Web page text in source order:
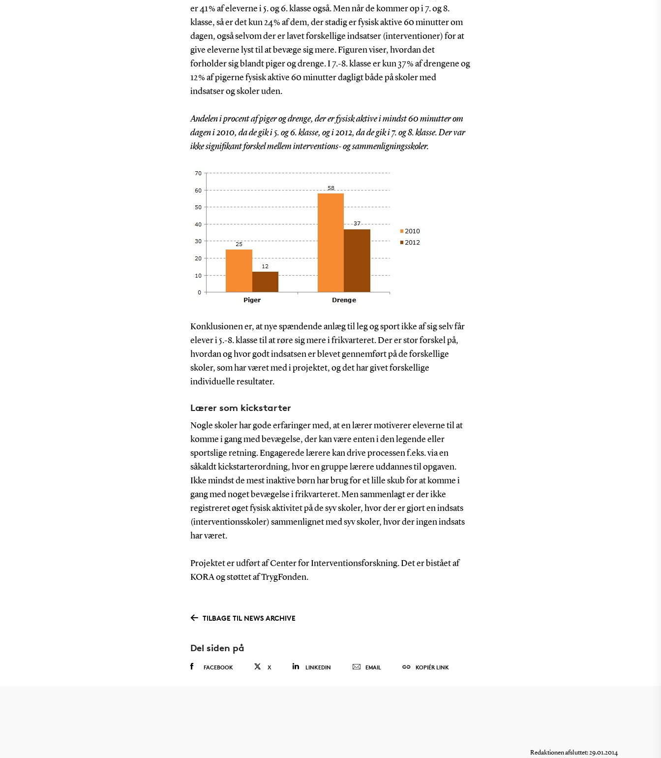
er 41 % af eleverne i 5. og 6. klasse også. Men når de kommer op i 7. og 8.
klasse, så er det kun 24 % af dem, der stadig er fysisk aktive 60 minutter om
dagen, også selvom der er lavet forskellige indsatser (interventioner) for at
give eleverne lyst til at bevæge sig mere. Figuren viser, hvordan det
forholder sig blandt piger og drenge. I 7.-8. klasse er kun 37 % af drengene og
12 % af pigerne fysisk aktive 60 minutter dagligt både på skoler med
indsatser og skoler uden.
Andelen i procent af piger og drenge, der er fysisk aktive i mindst 60 minutter om
dagen i 2010, da de gik i 5. og 6. klasse, og i 2012, da de gik i 7. og 8. klasse. Der var
ikke signifikant forskel mellem interventions- og sammenligningsskoler.
Konklusionen er, at nye spændende anlæg til leg og sport ikke af sig selv får
elever i 5.-8. klasse til at røre sig mere i frikvarteret. Der er stor forskel på,
hvordan og hvor godt indsatsen er blevet gennemført på de forskellige
skoler, som har været med i projektet, og det har givet forskellige
individuelle resultater.
Lærer som kickstarter
Nogle skoler har gode erfaringer med, at en lærer motiverer eleverne til at
komme i gang med bevægelse, der kan være enten i den legende eller
sportslige retning. Engagerede lærere kan drive processen f.eks. via en
såkaldt kickstarterordning, hvor en gruppe lærere uddannes til opgaven.
Ikke mindst de mest inaktive børn har brug for et lille skub for at komme i
gang med noget bevægelse i frikvarteret. Men sammenlagt er der ikke
registreret øget fysisk aktivitet på de syv skoler, hvor der er gjort en indsats
(interventionsskoler) sammenlignet med syv skoler, hvor der ingen indsats
har været.
Projektet er udført af Center for Interventionsforskning. Det er bistået af
KORA og støttet af TrygFonden.
TILBAGE TIL NEWS ARCHIVE
Del siden på
FACEBOOK X LINKEDIN EMAIL KOPIÉR LINK
Redaktionen afsluttet: 29.01.2014